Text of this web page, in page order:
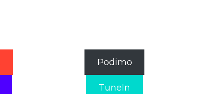
Podimo
TuneIn